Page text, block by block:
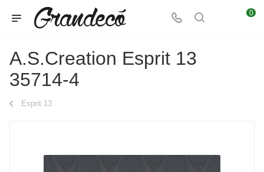
0
A.S.Creation Esprit 13
35714-4
Esprit 13